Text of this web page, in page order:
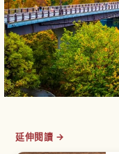
延伸閱讀 →